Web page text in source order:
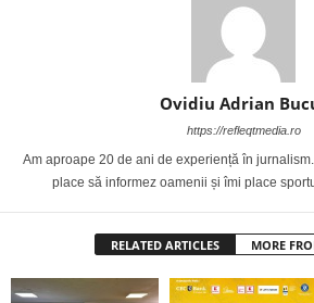
Ovidiu Adrian
https://refleqtmedia.ro
Am aproape 20 de ani de experiență în
place să informez oamenii și îmi place
RELATED ARTICLES MORE